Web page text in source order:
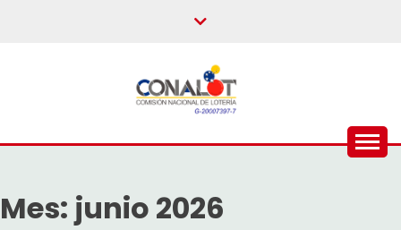
Mes: junio 2026